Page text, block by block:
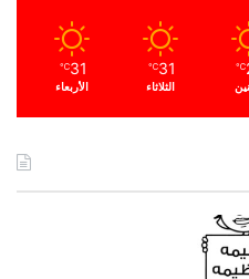
℃
31
℃
الثلاثاء
31
℃
الأربعاء